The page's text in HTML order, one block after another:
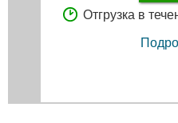
Отгрузка в